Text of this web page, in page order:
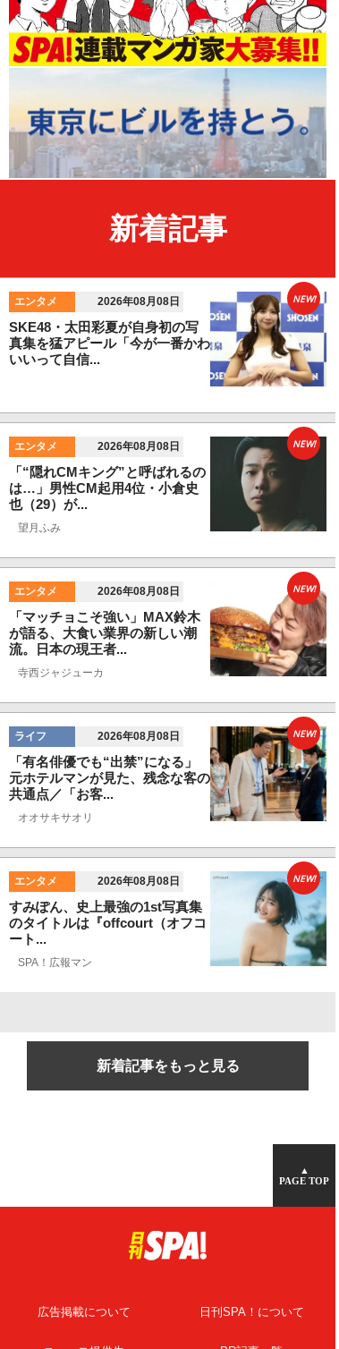
新着記事
エンタメ 2026年08月08日
SKE48・太田彩夏が自身初の写
真集を猛アピール「今が一番かわ
いいって自信...
NEW!
エンタメ 2026年08月08日
「“隠れCMキング”と呼ばれるの
は…」男性CM起用4位・小倉史
也（29）が...
望月ふみ
NEW!
エンタメ 2026年08月08日
「マッチョこそ強い」MAX鈴木
が語る、大食い業界の新しい潮
流。日本の現王者...
寺西ジャジューカ
NEW!
ライフ 2026年08月08日
「有名俳優でも“出禁”になる」
元ホテルマンが見た、残念な客の
共通点／「お客...
オオサキサオリ
NEW!
エンタメ 2026年08月08日
すみぽん、史上最強の1st写真集
のタイトルは『offcourt（オフコ
ート...
SPA！広報マン
NEW!
新着記事をもっと見る
▲
PAGE TOP
広告掲載について 日刊SPA！について